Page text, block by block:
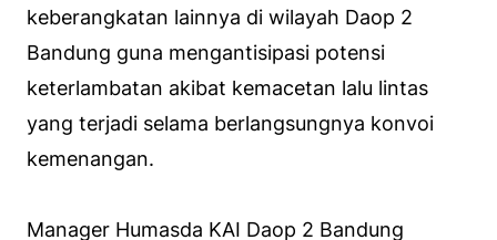
keberangkatan lainnya di wilayah Daop 2
Bandung guna mengantisipasi potensi
keterlambatan akibat kemacetan lalu lintas
yang terjadi selama berlangsungnya konvoi
kemenangan.
Manager Humasda KAI Daop 2 Bandung